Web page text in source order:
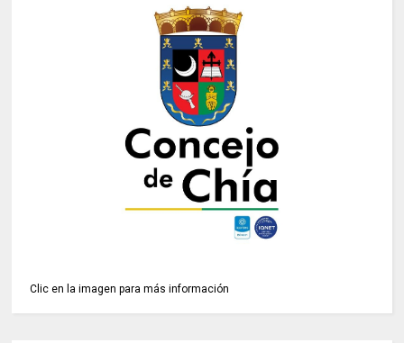
Clic en la imagen para más información